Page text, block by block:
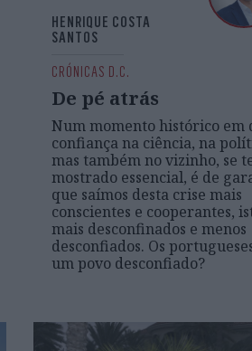
CRÓNICAS D.C.
De pé atrás
Num momento histórico em
confiança na ciência, na
mas também no vizinho, se
mostrado essencial, é de
que saímos desta crise mais
conscientes e cooperantes,
mais desconfinados e menos
desconfiados. Os
um povo desconfiado?
HENRIQUE COSTA
SANTOS